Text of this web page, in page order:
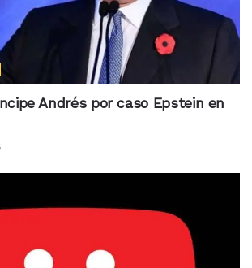
Andrés por caso Epstein en